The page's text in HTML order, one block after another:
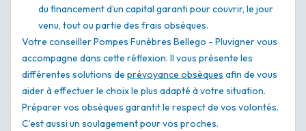
du financement d’un capital garanti pour couvrir, le jour
venu, tout ou partie des frais obsèques.
Votre conseiller Pompes Funèbres Bellego - Pluvigner vous
accompagne dans cette réflexion. Il vous présente les
différentes solutions de prévoyance obsèques afin de vous
aider à effectuer le choix le plus adapté à votre situation.
Préparer vos obsèques garantit le respect de vos volontés.
C’est aussi un soulagement pour vos proches.